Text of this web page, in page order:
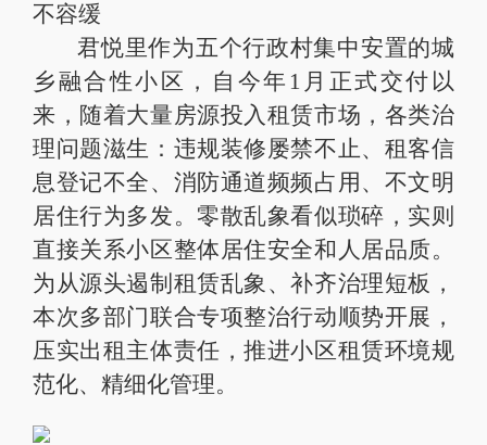
不容缓
君悦里作为五个行政村集中安置的城
乡融合性小区，自今年1月正式交付以
来，随着大量房源投入租赁市场，各类治
理问题滋生：违规装修屡禁不止、租客信
息登记不全、消防通道频频占用、不文明
居住行为多发。零散乱象看似琐碎，实则
直接关系小区整体居住安全和人居品质。
为从源头遏制租赁乱象、补齐治理短板，
本次多部门联合专项整治行动顺势开展，
压实出租主体责任，推进小区租赁环境规
范化、精细化管理。